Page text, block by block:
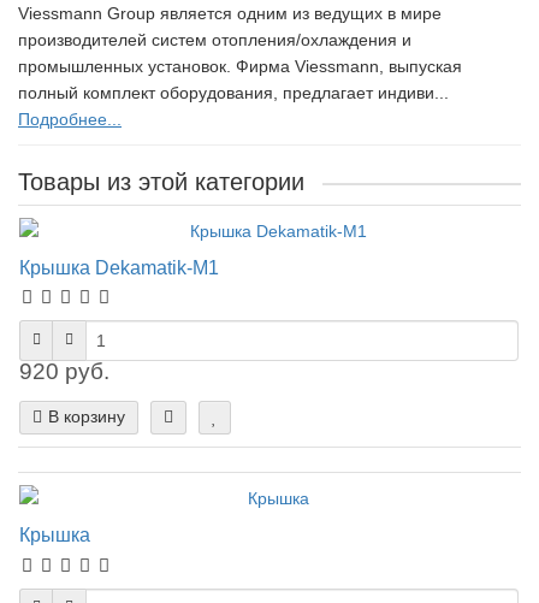
Viessmann Group является одним из ведущих в мире
производителей систем отопления/охлаждения и
промышленных установок. Фирма Viessmann, выпуская
полный комплект оборудования, предлагает индиви...
Подробнее...
Товары из этой категории
Крышка Dekamatik-M1
920 руб.
В корзину
Крышка